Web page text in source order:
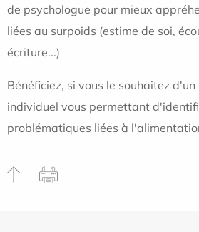
de psychologue pour mieux
liées au surpoids (estime de soi,
écriture...)
Bénéficiez, si vous le souhaitez
individuel vous permettant
problématiques liées à